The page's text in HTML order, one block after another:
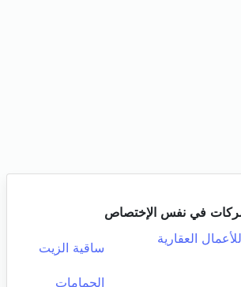
في نفس الإختصاص
العقارية
ساقية الزيت
الحمامات